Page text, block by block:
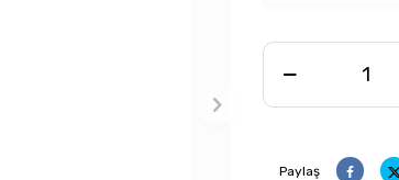
Paylaş